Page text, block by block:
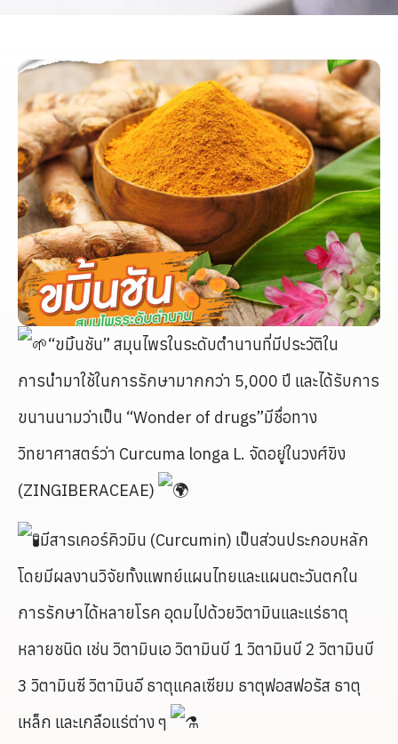
“ขมิ้นชัน” สมุนไพรในระดับตำนานที่มีประวัติใน
การนำมาใช้ในการรักษามากกว่า 5,000 ปี และได้รับการ
ขนานนามว่าเป็น “Wonder of drugs”มีชื่อทาง
วิทยาศาสตร์ว่า Curcuma longa L. จัดอยู่ในวงศ์ขิง
(ZINGIBERACEAE)
มีสารเคอร์คิวมิน (Curcumin) เป็นส่วนประกอบหลัก
โดยมีผลงานวิจัยทั้งแพทย์แผนไทยและแผนตะวันตกใน
การรักษาได้หลายโรค อุดมไปด้วยวิตามินและแร่ธาตุ
หลายชนิด เช่น วิตามินเอ วิตามินบี 1 วิตามินบี 2 วิตามินบี
3 วิตามินซี วิตามินอี ธาตุแคลเซียม ธาตุฟอสฟอรัส ธาตุ
เหล็ก และเกลือแร่ต่าง ๆ